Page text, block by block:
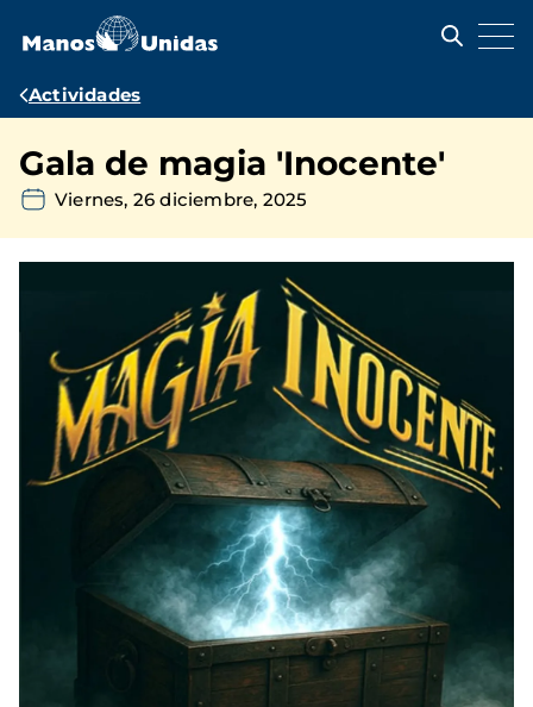
contenido
Ruta
navegación
Actividades
Gala de magia 'Inocente'
Viernes, 26 diciembre, 2025